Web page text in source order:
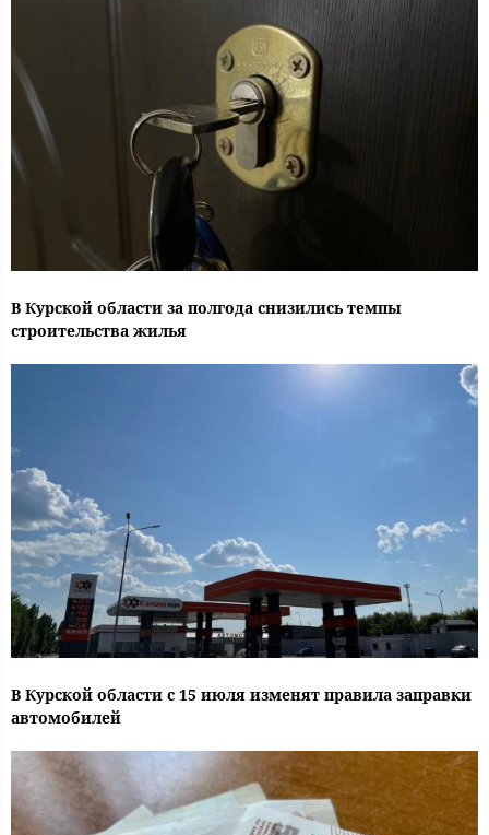
В Курской области за полгода снизились темпы
строительства жилья
В Курской области с 15 июля изменят правила заправки
автомобилей